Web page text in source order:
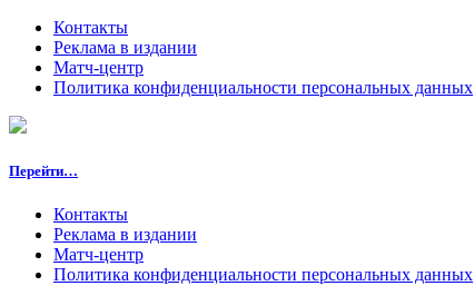
Контакты
Реклама в издании
Матч-центр
Политика конфиденциальности персональных данных
Перейти…
Контакты
Реклама в издании
Матч-центр
Политика конфиденциальности персональных данных